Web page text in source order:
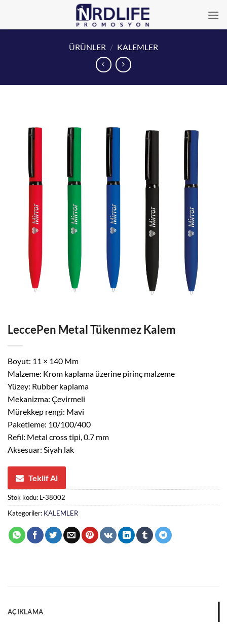
ÜRÜNLER / KALEMLER
LeccePen Metal Tükenmez Kalem
Boyut: 11 × 140 Mm
Malzeme: Krom kaplama üzerine pirinç malzeme
Yüzey: Rubber kaplama
Mekanizma: Çevirmeli
Mürekkep rengi: Mavi
Paketleme: 10/100/400
Refil: Metal cross tipi, 0.7 mm
Aksesuar: Siyah lak
Teklif Al
Stok kodu: L-38002
Kategoriler: KALEMLER
AÇIKLAMA